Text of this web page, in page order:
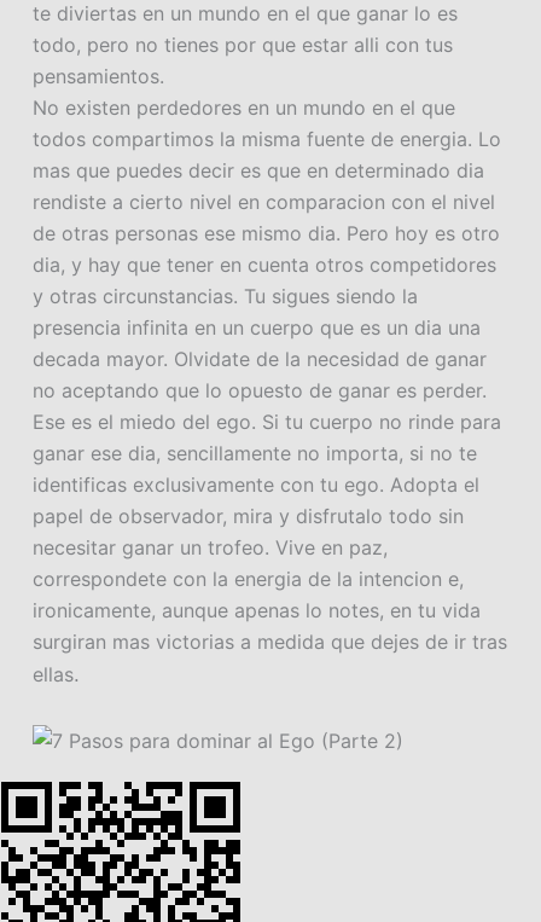
te diviertas en un mundo en el que ganar lo es
todo, pero no tienes por que estar alli con tus
pensamientos.
No existen perdedores en un mundo en el que
todos compartimos la misma fuente de energia. Lo
mas que puedes decir es que en determinado dia
rendiste a cierto nivel en comparacion con el nivel
de otras personas ese mismo dia. Pero hoy es otro
dia, y hay que tener en cuenta otros competidores
y otras circunstancias. Tu sigues siendo la
presencia infinita en un cuerpo que es un dia una
decada mayor. Olvidate de la necesidad de ganar
no aceptando que lo opuesto de ganar es perder.
Ese es el miedo del ego. Si tu cuerpo no rinde para
ganar ese dia, sencillamente no importa, si no te
identificas exclusivamente con tu ego. Adopta el
papel de observador, mira y disfrutalo todo sin
necesitar ganar un trofeo. Vive en paz,
correspondete con la energia de la intencion e,
ironicamente, aunque apenas lo notes, en tu vida
surgiran mas victorias a medida que dejes de ir tras
ellas.